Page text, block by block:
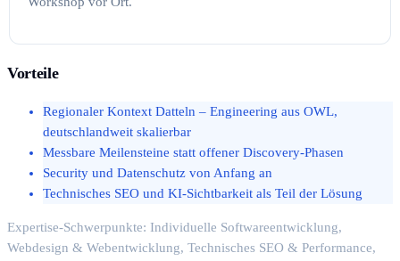
Vorteile
Regionaler Kontext Datteln – Engineering aus OWL,
deutschlandweit skalierbar
Messbare Meilensteine statt offener Discovery-Phasen
Security und Datenschutz von Anfang an
Technisches SEO und KI-Sichtbarkeit als Teil der Lösung
Expertise-Schwerpunkte: Individuelle Softwareentwicklung,
Webdesign & Webentwicklung, Technisches SEO & Performance,